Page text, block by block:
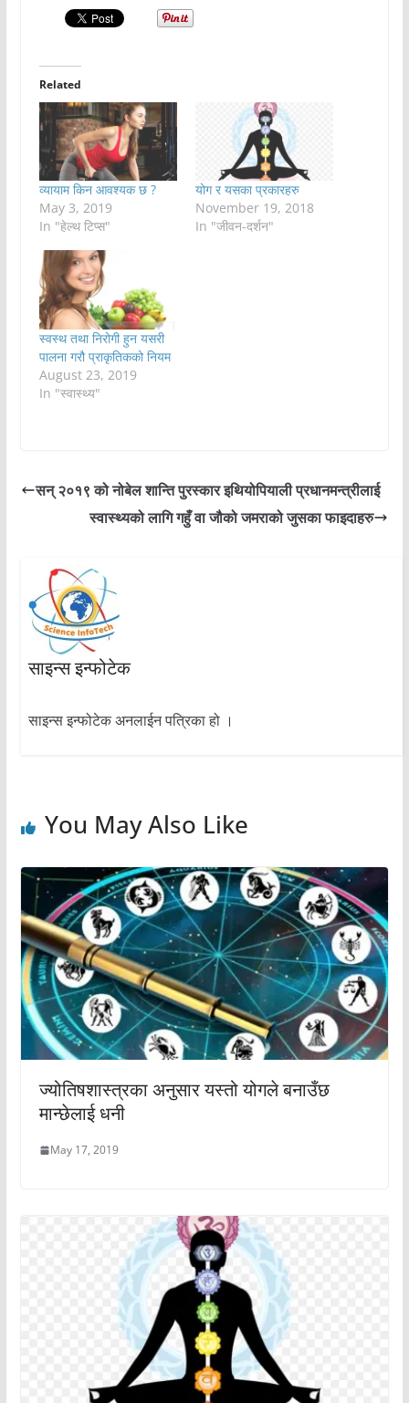
Related
व्यायाम किन आवश्यक छ ?
May 3, 2019
In "हेल्थ टिप्स"
योग र यसका प्रकारहरु
November 19, 2018
In "जीवन-दर्शन"
स्वस्थ तथा निरोगी हुन यसरी
पालना गरौ प्राकृतिकको नियम
August 23, 2019
In "स्वास्थ्य"
सन् २०१९ को नोबेल शान्ति पुरस्कार इथियोपियाली प्रधानमन्त्रीलाई
स्वास्थ्यको लागि गहुँ वा जौको जमराको जुसका फाइदाहरु
साइन्स इन्फोटेक
साइन्स इन्फोटेक अनलाईन पत्रिका हो ।
You May Also Like
ज्योतिषशास्त्रका अनुसार यस्तो योगले बनाउँछ
मान्छेलाई धनी
May 17, 2019